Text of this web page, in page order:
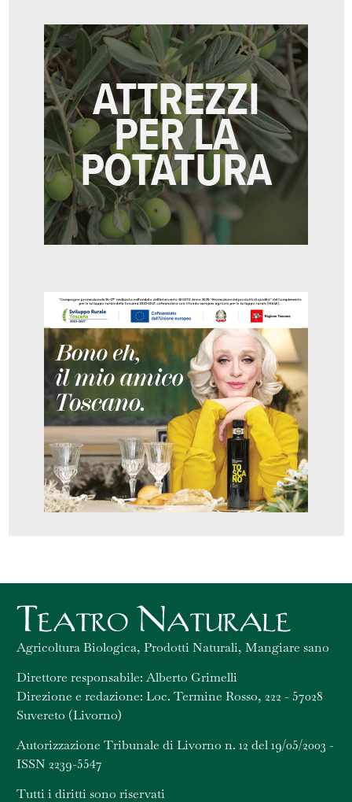
Agricoltura Biologica, Prodotti Naturali, Mangiare sano
Direttore responsabile: Alberto Grimelli
Direzione e redazione: Loc. Termine Rosso, 222 - 57028
Suvereto (Livorno)
Autorizzazione Tribunale di Livorno n. 12 del 19/05/2003 -
ISSN 2239-5547
Tutti i diritti sono riservati